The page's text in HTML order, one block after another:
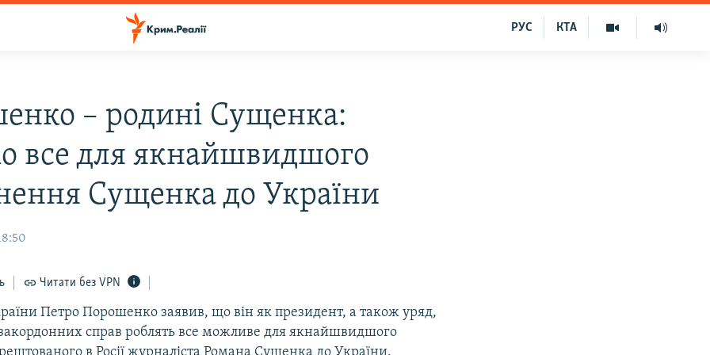
КТА
РУС
– родині Сущенка:
все для якнайшвидшого
Сущенка до України
Читати без VPN
Петро Порошенко заявив, що він як президент, а також уряд,
закордонних справ роблять все можливе для якнайшвидшого